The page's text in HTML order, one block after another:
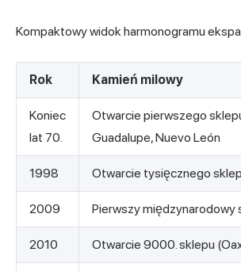
Kompaktowy widok harmonogramu
Rok Kamień milowy
Koniec
lat 70.
Otwarcie pierwszego
Guadalupe, Nuevo León
1998 Otwarcie tysięcznego
2009 Pierwszy międzynarodowy
2010 Otwarcie 9000. sklepu